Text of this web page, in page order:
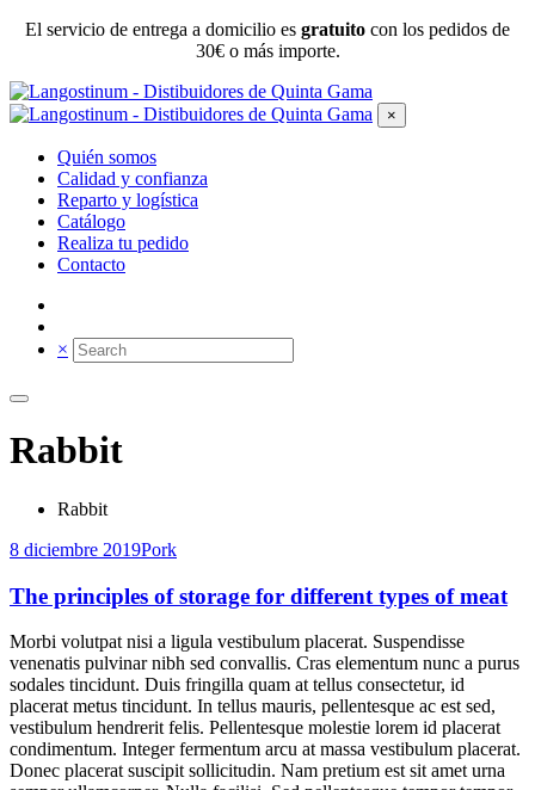
El servicio de entrega a domicilio es gratuito con los pedidos de
30€ o más importe.
×
Quién somos
Calidad y confianza
Reparto y logística
Catálogo
Realiza tu pedido
Contacto
×
Rabbit
Rabbit
8 diciembre 2019Pork
The principles of storage for different types of meat
Morbi volutpat nisi a ligula vestibulum placerat. Suspendisse
venenatis pulvinar nibh sed convallis. Cras elementum nunc a purus
sodales tincidunt. Duis fringilla quam at tellus consectetur, id
placerat metus tincidunt. In tellus mauris, pellentesque ac est sed,
vestibulum hendrerit felis. Pellentesque molestie lorem id placerat
condimentum. Integer fermentum arcu at massa vestibulum placerat.
Donec placerat suscipit sollicitudin. Nam pretium est sit amet urna